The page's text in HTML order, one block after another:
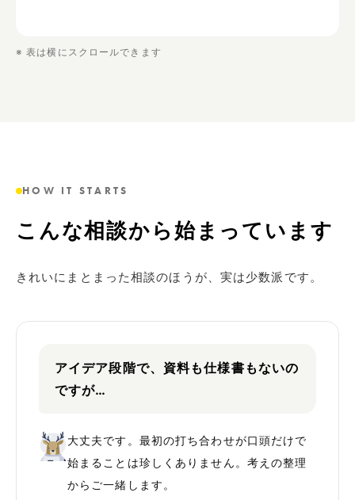
※ 表は横にスクロールできます
HOW IT STARTS
こんな相談から始まっています
きれいにまとまった相談のほうが、実は少数派です。
アイデア段階で、資料も仕様書もないの
ですが…
大丈夫です。最初の打ち合わせが口頭だけで
始まることは珍しくありません。考えの整理
からご一緒します。